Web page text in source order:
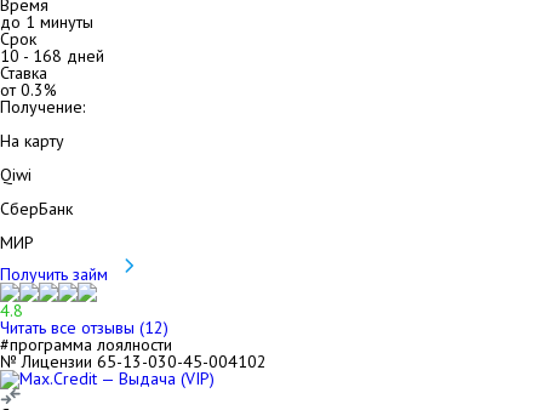
Время
до 1 минуты
Срок
10 - 168 дней
Ставка
от0.3%
Получение:
На карту
Qiwi
СберБанк
МИР
Получить займ
4.8
Читать все отзывы (12)
#программа лоялности
№ Лицензии 65-13-030-45-004102